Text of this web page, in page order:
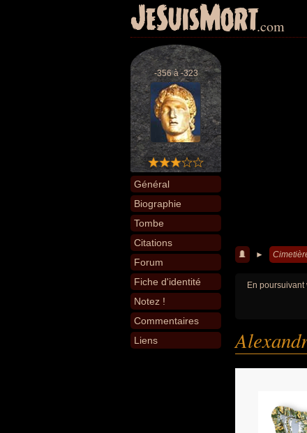
JeSuisMort.com
-356 à -323
Général
Biographie
Tombe
Citations
Forum
Fiche d'identité
Notez !
Commentaires
Liens
►
En